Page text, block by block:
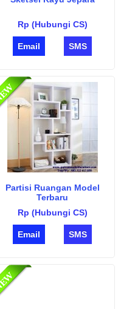
Rp (Hubungi CS)
Email SMS
Partisi Ruangan Model
Terbaru
Rp (Hubungi CS)
Email SMS